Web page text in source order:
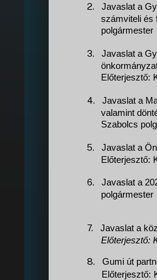
2.
Javaslat a
számviteli és
polgármester
3.
Javaslat a
Előterjesztő:
4.
Javaslat a
valamint
Szabolcs
5.
Javaslat a
Előterjesztő:
6. Javaslat a
polgármester
7.
Javaslat a
Előterjesztő:
8.
Gumi út
Előterjesztő: